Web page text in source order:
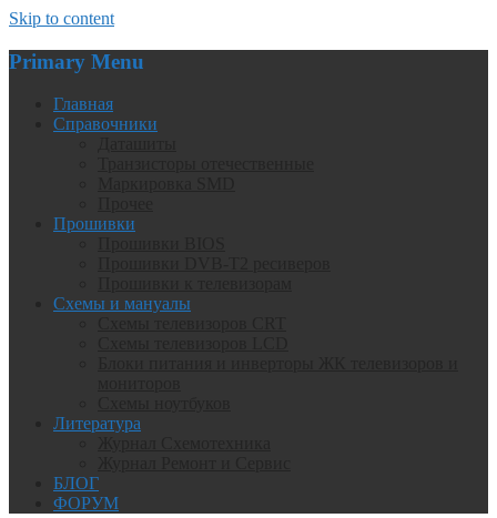
Skip to content
Primary Menu
Главная
Справочники
Прошивки
Схемы и мануалы
Литература
БЛОГ
ФОРУМ